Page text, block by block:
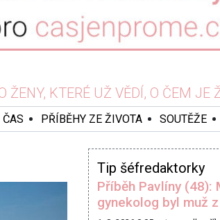
ŽENY, KTERÉ UŽ VĚDÍ, O ČEM JE
PŘÍBĚHY ZE ŽIVOTA SOUTĚŽE
Tip šéfredaktorky
Příběh Pavlíny (48):
gynekolog byl muž